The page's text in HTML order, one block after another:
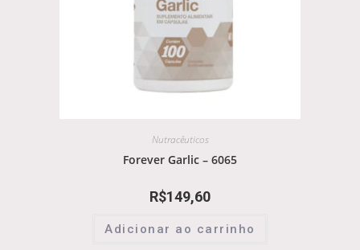
Nutracêuticos
Forever Garlic – 6065
R$149,60
Adicionar ao carrinho